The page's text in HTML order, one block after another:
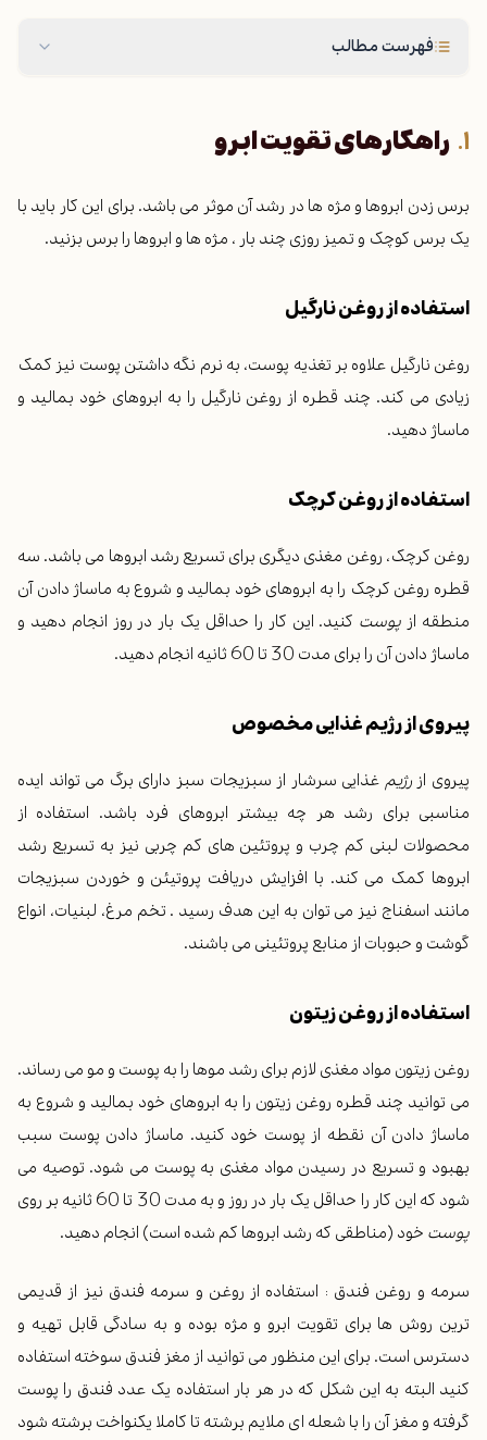
فهرست مطالب
راهکارهای تقویت ابرو
برس زدن ابروها و مژه ها در رشد آن موثر می باشد. برای این کار باید با
یک برس کوچک و تمیز روزی چند بار ، مژه ها و ابروها را برس بزنید.
استفاده از روغن نارگیل
روغن نارگیل علاوه بر تغذیه پوست، به نرم نگه داشتن پوست نیز کمک
زیادی می کند. چند قطره از روغن نارگیل را به ابروهای خود بمالید و
ماساژ دهید.
استفاده از روغن کرچک
روغن کرچک، روغن مغذی دیگری برای تسریع رشد ابروها می باشد. سه
قطره روغن کرچک را به ابروهای خود بمالید و شروع به ماساژ دادن آن
منطقه از پوست کنید. این کار را حداقل یک بار در روز انجام دهید و
ماساژ دادن آن را برای مدت 30 تا 60 ثانیه انجام دهید.
پیروی ازرژیمغذایی مخصوص
پیروی ازرژیم غذایی سرشار از سبزیجات سبز دارای برگ می تواند ایده
مناسبی برای رشد هر چه بیشتر ابروهای فرد باشد. استفاده از
محصولات لبنی کم چرب و پروتئین های کم چربی نیز به تسریع رشد
ابروها کمک می کند. با افزایش دریافت پروتیئن و خوردن سبزیجات
مانند اسفناج نیز می توان به این هدف رسید . تخم مرغ، لبنیات، انواع
گوشت و حبوبات از منابع پروتئینی می باشند.
استفاده از روغن زیتون
روغن زیتون مواد مغذی لازم برای رشد موها را به پوست و مو می رساند.
می توانید چند قطره روغن زیتون را به ابروهای خود بمالید و شروع به
ماساژ دادن آن نقطه از پوست خود کنید. ماساژ دادن پوست سبب
بهبود و تسریع در رسیدن مواد مغذی به پوست می شود. توصیه می
شود که این کار را حداقل یک بار در روز و به مدت 30 تا 60 ثانیه بر روی
پوست خود (مناطقی که رشد ابروها کم شده است) انجام دهید.
سرمه و روغن فندق : استفاده از روغن و سرمه فندق نیز از قدیمی
ترین روش ها برای تقویت ابرو و مژه بوده و به سادگی قابل تهیه و
دسترس است. برای این منظور می توانید از مغز فندق سوخته استفاده
کنید البته به این شکل که در هر بار استفاده یک عدد فندق را پوست
گرفته و مغز آن را با شعله ای ملایم برشته تا کاملا یکنواخت برشته شود